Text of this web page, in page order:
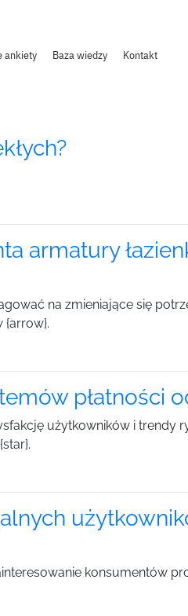
ankiety Baza wiedzy Kontakt
armatury
na zmieniające się
płatności
użytkowników i trendy
konsumentów